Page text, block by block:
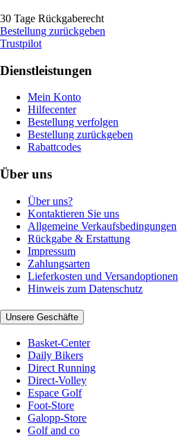
30 Tage Rückgaberecht
Bestellung zurückgeben
Trustpilot
Dienstleistungen
Mein Konto
Hilfecenter
Bestellung verfolgen
Bestellung zurückgeben
Rabattcodes
Über uns
Über uns?
Kontaktieren Sie uns
Allgemeine Verkaufsbedingungen
Rückgabe & Erstattung
Impressum
Zahlungsarten
Lieferkosten und Versandoptionen
Hinweis zum Datenschutz
Unsere Geschäfte
Basket-Center
Daily Bikers
Direct Running
Direct-Volley
Espace Golf
Foot-Store
Galopp-Store
Golf and co